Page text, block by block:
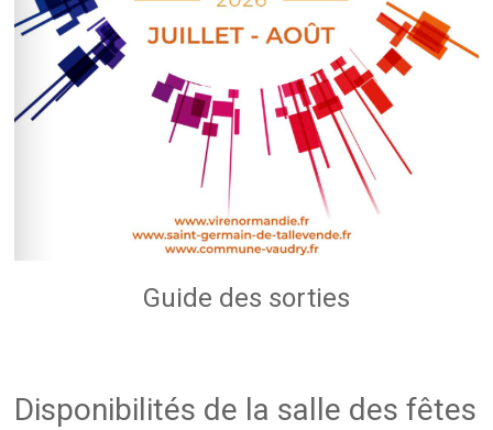
Guide des sorties
Disponibilités de la salle des fêtes